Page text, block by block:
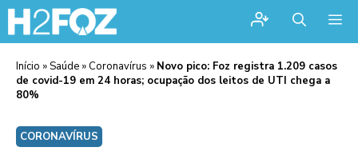
Início »Saúde » Coronavírus » Novo pico: Foz registra 1.209 casos
de covid-19 em 24 horas; ocupação dos leitos de UTI chega a
80%
CORONAVÍRUS